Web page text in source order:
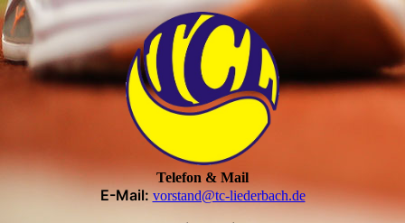
Telefon & Mail
E-Mail:vorstand@tc-liederbach.de